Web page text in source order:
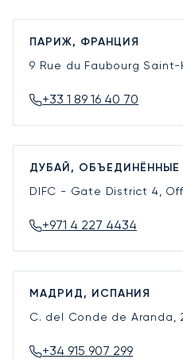
ПАРИЖ, ФРАНЦИЯ
9 Rue du Faubourg Saint-
+33 1 89 16 40 70
ДУБАЙ,
DIFC - Gate District 4,
+971 4 227 4434
МАДРИД, ИСПАНИЯ
C. del Conde de Aranda,
+34 915 907 299